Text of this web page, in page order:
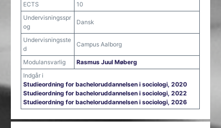
ECTS
10
Undervisningsspr
og
Dansk
Undervisningsste
d
Campus Aalborg
Modulansvarlig
Rasmus Juul Møberg
Indgår i
Studieordning for bacheloruddannelsen i sociologi, 2020
Studieordning for bacheloruddannelsen i sociologi, 2022
Studieordning for bacheloruddannelsen i sociologi, 2026